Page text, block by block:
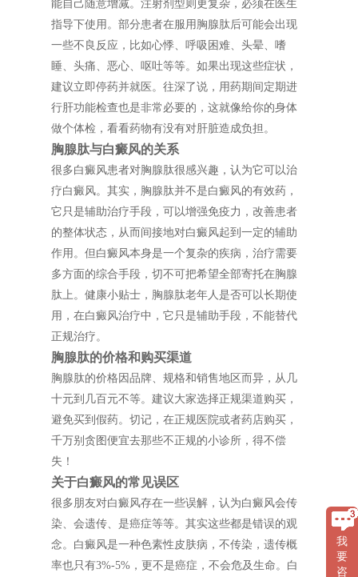
能自己随意增减。注射剂型则更复杂，必须在医生
指导下使用。部分患者在服用胸腺肽后可能会出现
一些不良反应，比如心悸、呼吸困难、头晕、嗜
睡、头痛、恶心、呕吐等等。如果出现这些症状，
建议立即停药并就医。往深了说，用药期间定期进
行肝功能检查也是非常必要的，这就像给你的身体
做个体检，看看药物有没有对肝脏造成负担。
胸腺肽与白癜风的关系
很多白癜风患者对胸腺肽很感兴趣，认为它可以治
疗白癜风。其实，胸腺肽并不是白癜风的有效药，
它只是辅助治疗手段，可以增强免疫力，改善患者
的整体状态，从而间接地对白癜风起到一定的辅助
作用。但白癜风本身是一个复杂的疾病，治疗需要
多方面的综合手段，切不可把希望全部寄托在胸腺
肽上。健康小贴士，胸腺肽老年人是否可以长期使
用，在白癜风治疗中，它只是辅助手段，不能替代
正规治疗。
胸腺肽的价格和购买渠道
胸腺肽的价格因品牌、规格和销售地区而异，从几
十元到几百元不等。建议大家选择正规渠道购买，
避免买到假药。切记，在正规医院或者药店购买，
千万别贪图便宜去那些不正规的小诊所，得不偿
失！
关于白癜风的常见误区
很多朋友对白癜风存在一些误解，认为白癜风会传
染、会遗传、是癌症等等。其实这些都是错误的观
念。白癜风是一种色素性皮肤病，不传染，遗传概
率也只有3%-5%，更不是癌症，不会危及生命。白
我
要
咨